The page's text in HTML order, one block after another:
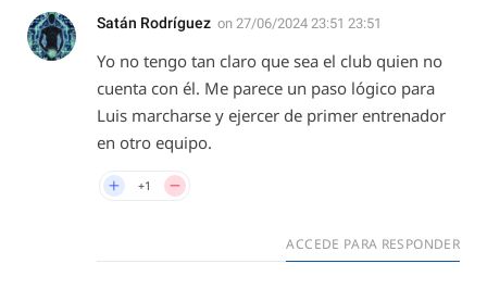
Satán Rodríguez on 27/06/2024 23:51 23:51
Yo no tengo tan claro que sea el club quien no
cuenta con él. Me parece un paso lógico para
Luis marcharse y ejercer de primer entrenador
en otro equipo.
+1
ACCEDE PARA RESPONDER